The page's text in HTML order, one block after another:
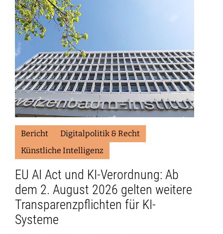
Bericht
Digitalpolitik & Recht
Künstliche Intelligenz
EU AI Act und KI-Verordnung: Ab
dem 2. August 2026 gelten weitere
Transparenzpflichten für KI-
Systeme